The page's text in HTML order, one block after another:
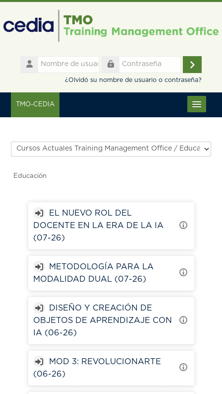
Nombre
¿Olvidó su nombre de usuario o contraseña?
TMO-CEDIA
Educación
EL NUEVO ROL DEL
DOCENTE EN LA ERA DE LA IA
(07-26)
METODOLOGÍA PARA LA
MODALIDAD DUAL (07-26)
DISEÑO Y CREACIÓN DE
OBJETOS DE APRENDIZAJE CON
IA (06-26)
MOD 3: REVOLUCIONARTE
(06-26)